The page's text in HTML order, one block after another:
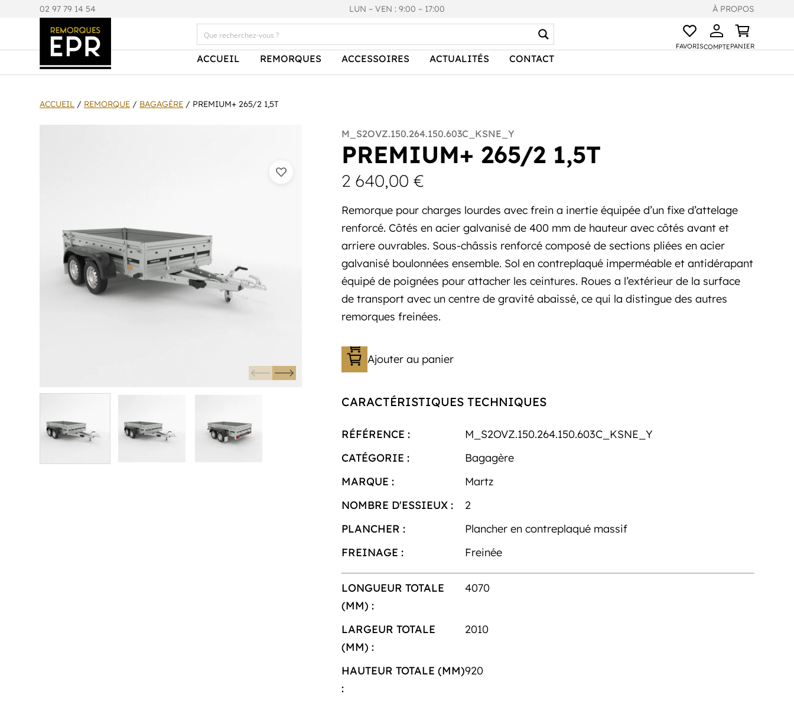
02 97 79 14 54 LUN – VEN : 9:00 – 17:00 À PROPOS
ACCUEIL REMORQUES ACCESSOIRES ACTUALITÉS CONTACT
FAVORISCOMPTEPANIER
ACCUEIL / REMORQUE / BAGAGÈRE / PREMIUM+ 265/2 1,5T
M_S2OVZ.150.264.150.603C_KSNE_Y
PREMIUM+ 265/2 1,5T
2 640,00 €
Remorque pour charges lourdes avec frein a inertie équipée d’un fixe d’attelage
renforcé. Côtés en acier galvanisé de 400 mm de hauteur avec côtés avant et
arriere ouvrables. Sous-châssis renforcé composé de sections pliées en acier
galvanisé boulonnées ensemble. Sol en contreplaqué imperméable et antidérapant
équipé de poignées pour attacher les ceintures. Roues a l’extérieur de la surface
de transport avec un centre de gravité abaissé, ce qui la distingue des autres
remorques freinées.
Ajouter au panier
CARACTÉRISTIQUES TECHNIQUES
RÉFÉRENCE :
M_S2OVZ.150.264.150.603C_KSNE_Y
CATÉGORIE :
Bagagère
MARQUE :
Martz
NOMBRE D'ESSIEUX :
2
PLANCHER :
Plancher en contreplaqué massif
FREINAGE :
Freinée
LONGUEUR TOTALE
(MM) :
4070
LARGEUR TOTALE
(MM) :
2010
HAUTEUR TOTALE (MM)
:
920